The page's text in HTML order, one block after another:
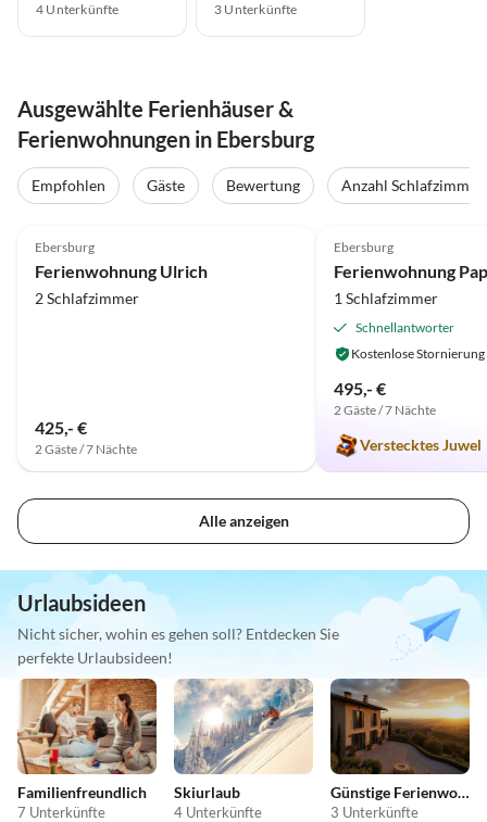
4 Unterkünfte 3 Unterkünfte
Ausgewählte Ferienhäuser &
Ferienwohnungen in Ebersburg
Empfohlen Gäste Bewertung
Anzahl Schlafzimmer
Ebersburg
Ferienwohnung Ulrich
2 Schlafzimmer
425,- €
2 Gäste / 7 Nächte
Ebersburg
Ferienwohnung
1 Schlafzimmer
Schnellantworter
Kostenlose Stornierung
495,- €
2 Gäste / 7 Nächte
Verstecktes Juwel
Alle anzeigen
Urlaubsideen
Nicht sicher, wohin es gehen soll? Entdecken Sie
perfekte Urlaubsideen!
Familienfreundlich
7 Unterkünfte
Skiurlaub
4 Unterkünfte
Günstige Ferienwohnungen
3 Unterkünfte